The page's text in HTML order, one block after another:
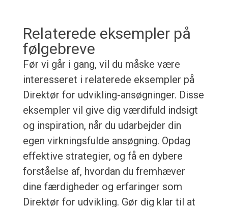
Relaterede eksempler på
følgebreve
Før vi går i gang, vil du måske være
interesseret i relaterede eksempler på
Direktør for udvikling-ansøgninger. Disse
eksempler vil give dig værdifuld indsigt
og inspiration, når du udarbejder din
egen virkningsfulde ansøgning. Opdag
effektive strategier, og få en dybere
forståelse af, hvordan du fremhæver
dine færdigheder og erfaringer som
Direktør for udvikling. Gør dig klar til at